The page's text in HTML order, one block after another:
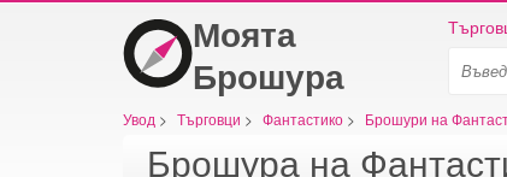
Моята
Брошура
Увод > Търговци > Фантастико > Брошури на